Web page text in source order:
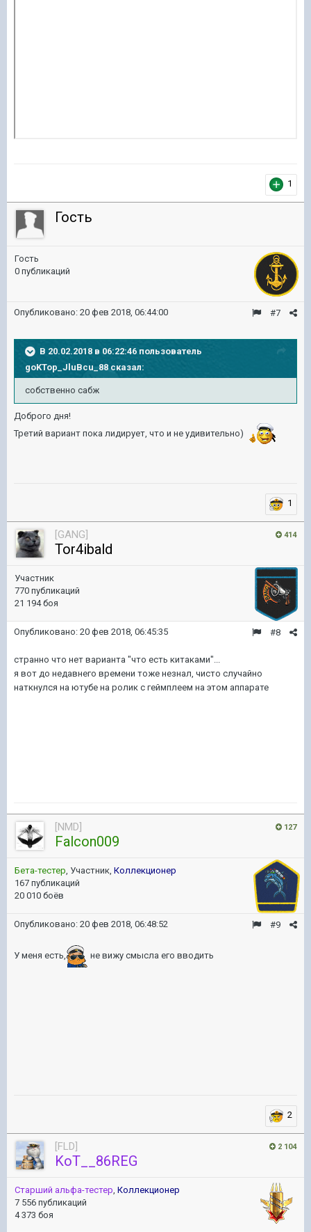
1
Гость
Гость
0 публикаций
#7
Опубликовано: 20 фев 2018, 06:44:00
В 20.02.2018 в 06:22:46 пользователь
goKTop_JluBcu_88сказал:
собственно сабж
Доброго дня!
Третий вариант пока лидирует, что и не удивительно)
1
414
[GANG]
Tor4ibald
Участник
770 публикаций
21 194 боя
#8
Опубликовано: 20 фев 2018, 06:45:35
странно что нет варианта "что есть китаками"...
я вот до недавнего времени тоже незнал, чисто случайно
наткнулся на ютубе на ролик с геймплеем на этом аппарате
127
[NMD]
Falcon009
Бета-тестер, Участник, Коллекционер
167 публикаций
20 010 боёв
#9
Опубликовано: 20 фев 2018, 06:48:52
У меня есть, не вижу смысла его вводить
2
2 104
[FLD]
KoT__86REG
Старший альфа-тестер, Коллекционер
7 556 публикаций
4 373 боя